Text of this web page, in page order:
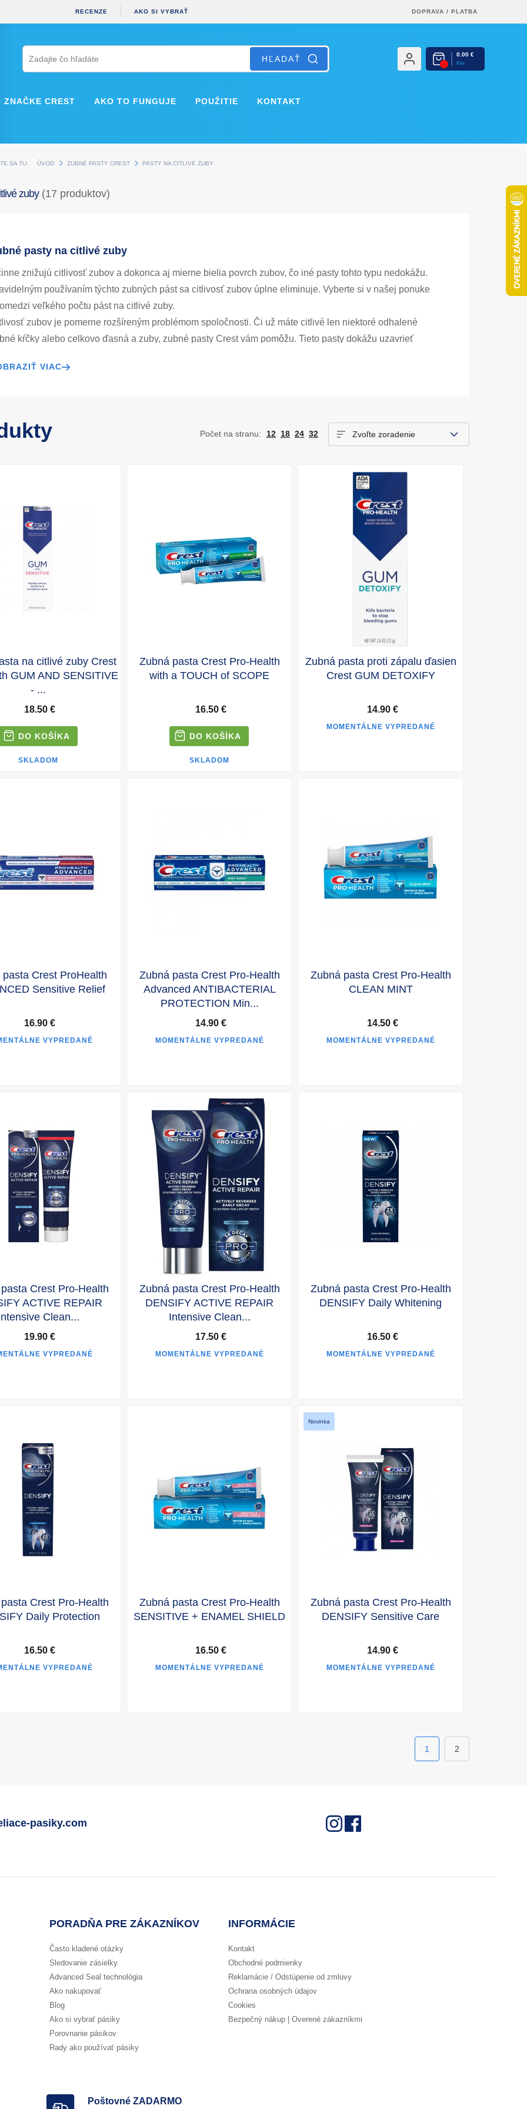
RECENZE AKO SI VYBRAŤ DOPRAVA / PLATBA
0.00 €
0 ks
ZNAČKE CREST AKO TO FUNGUJE POUŽITIE KONTAKT
SA TU: ÚVOD ZUBNÉ PASTY CREST PASTY NA CITLIVÉ ZUBY
zuby (17 produktov)
pasty na citlivé zuby
znižujú citlivosť zubov a dokonca aj mierne bielia povrch zubov, čo iné pasty tohto typu nedokážu.
používaním týchto zubných pást sa citlivosť zubov úplne eliminuje. Vyberte si v našej ponuke
veľkého počtu pást na citlivé zuby.
zubov je pomerne rozšíreným problémom spoločnosti. Či už máte citlivé len niektoré odhalené
kŕčky alebo celkovo ďasná a zuby, zubné pasty Crest vám pomôžu. Tieto pasty dokážu uzavrieť
Citlivosť zubov súvisí aj so zápalom ďasien a pasty Crest liečia aj tento zdravotný problém.
pasty Crest sú tým najlepším riešením. Zuby budú viditeľne belšie a konečne aj bez zvýšenej
VIAC
Počet na stranu: 12 18 24 32
na citlivé zuby Crest
GUM AND SENSITIVE
- ...
18.50 €
SKLADOM
Zubná pasta Crest Pro-Health
with a TOUCH of SCOPE
16.50 €
SKLADOM
Zubná pasta proti zápalu ďasien
Crest GUM DETOXIFY
14.90 €
MOMENTÁLNE VYPREDANÉ
pasta Crest ProHealth
Sensitive Relief
16.90 €
VYPREDANÉ
Zubná pasta Crest Pro-Health
Advanced ANTIBACTERIAL
PROTECTION Min...
14.90 €
MOMENTÁLNE VYPREDANÉ
Zubná pasta Crest Pro-Health
CLEAN MINT
14.50 €
MOMENTÁLNE VYPREDANÉ
Crest Pro-Health
ACTIVE REPAIR
Clean...
19.90 €
VYPREDANÉ
Zubná pasta Crest Pro-Health
DENSIFY ACTIVE REPAIR
Intensive Clean...
17.50 €
MOMENTÁLNE VYPREDANÉ
Zubná pasta Crest Pro-Health
DENSIFY Daily Whitening
16.50 €
MOMENTÁLNE VYPREDANÉ
Crest Pro-Health
Daily Protection
16.50 €
VYPREDANÉ
Zubná pasta Crest Pro-Health
SENSITIVE + ENAMEL SHIELD
16.50 €
MOMENTÁLNE VYPREDANÉ
Novinka
Zubná pasta Crest Pro-Health
DENSIFY Sensitive Care
14.90 €
MOMENTÁLNE VYPREDANÉ
1 2
pasiky.com
PORADŇA PRE ZÁKAZNÍKOV
Často kladené otázky
Sledovanie zásielky
Advanced Seal technológia
Ako nakupovať
Blog
Ako si vybrať pásiky
Porovnanie pásikov
Rady ako používať pásiky
INFORMÁCIE
Kontakt
Obchodné podmienky
Reklamácie / Odstúpenie od zmluvy
Ochrana osobných údajov
Cookies
Bezpečný nákup | Overené zákazníkmi
Poštovné ZADARMO